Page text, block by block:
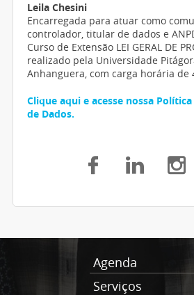
Leila Chesini
Encarregada para atuar como
controlador, titular de dados e
Curso de Extensão LEI GERAL DE
realizado pela Universidade
Anhanguera, com carga horária de
Clique aqui e acesse nossa
de Dados.
Agenda
Serviços